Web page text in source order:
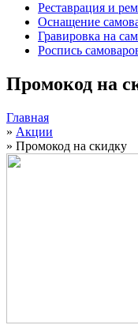
Реставрация и
Оснащение
Гравировка на
Роспись
Промокод на
Главная
» Акции
» Промокод на скидку